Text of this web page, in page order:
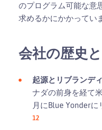
のプログラム可能な意
求めるかにかかってい
会社の歴史
起源とリブランディ
ナダの前身を経て
月にBlue Yonderに
12